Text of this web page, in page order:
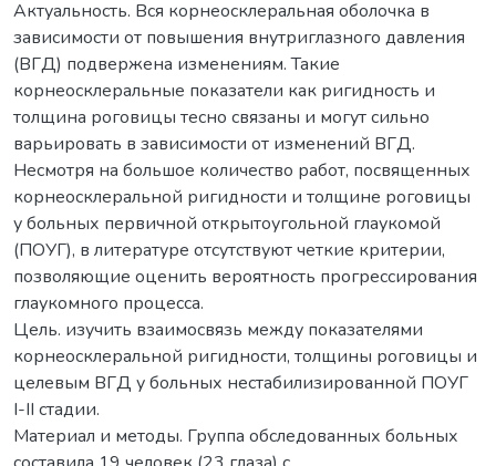
Актуальность. Вся корнеосклеральная оболочка в
зависимости от повышения внутриглазного давления
(ВГД) подвержена изменениям. Такие
корнеосклеральные показатели как ригидность и
толщина роговицы тесно связаны и могут сильно
варьировать в зависимости от изменений ВГД.
Несмотря на большое количество работ, посвященных
корнеосклеральной ригидности и толщине роговицы
у больных первичной открытоугольной глаукомой
(ПОУГ), в литературе отсутствуют четкие критерии,
позволяющие оценить вероятность прогрессирования
глаукомного процесса.
Цель. изучить взаимосвязь между показателями
корнеосклеральной ригидности, толщины роговицы и
целевым ВГД у больных нестабилизированной ПОУГ
I-II стадии.
Материал и методы. Группа обследованных больных